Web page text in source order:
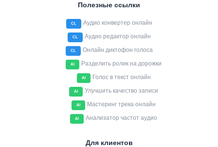
Полезные ссылки
CL Аудио конвертер онлайн
CL Аудио редактор онлайн
CL Онлайн диктофон голоса
AI Разделить ролик на дорожки
AI Голос в текст онлайн
AI Улучшить качество записи
AI Мастеринг трека онлайн
AI Анализатор частот аудио
Для клиентов